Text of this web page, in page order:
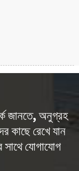
জানতে, অনুগ্রহ
কাছে রেখে যান
যোগাযোগ